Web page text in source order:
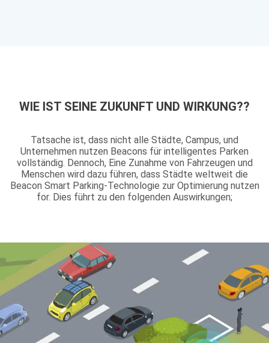
WIE IST SEINE ZUKUNFT UND WIRKUNG??
Tatsache ist, dass nicht alle Städte, Campus, und
Unternehmen nutzen Beacons für intelligentes Parken
vollständig. Dennoch, Eine Zunahme von Fahrzeugen und
Menschen wird dazu führen, dass Städte weltweit die
Beacon Smart Parking-Technologie zur Optimierung nutzen
for. Dies führt zu den folgenden Auswirkungen;